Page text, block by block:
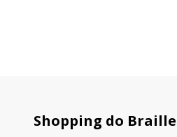
Shopping do Braille